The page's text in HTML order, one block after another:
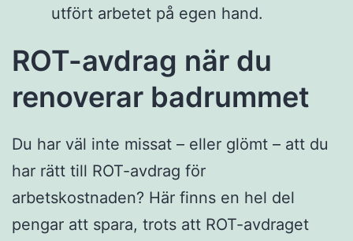
utfört arbetet på egen hand.
ROT-avdrag när du
renoverar badrummet
Du har väl inte missat – eller glömt – att du
har rätt till ROT-avdrag för
arbetskostnaden? Här finns en hel del
pengar att spara, trots att ROT-avdraget